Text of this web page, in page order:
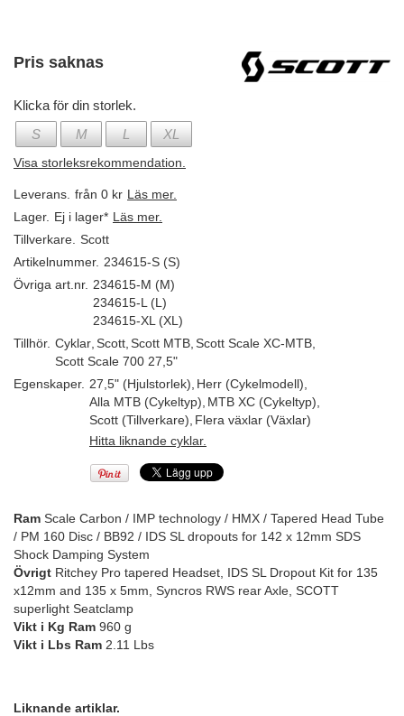
Pris saknas
Klicka för din storlek.
S
M L XL
Visa storleksrekommendation.
Leverans. från 0 kr Läs mer.
Lager. Ej i lager* Läs mer.
Tillverkare. Scott
Artikelnummer. 234615-S (S)
Övriga art.nr. 234615-M (M)
234615-L (L)
234615-XL (XL)
Tillhör. Cyklar Scott Scott MTB Scott Scale XC-MTB
Scott Scale 700 27,5"
Egenskaper. 27,5" (Hjulstorlek) Herr (Cykelmodell)
Alla MTB (Cykeltyp) MTB XC (Cykeltyp)
Scott (Tillverkare) Flera växlar (Växlar)
Hitta liknande cyklar.
Ram Scale Carbon / IMP technology / HMX / Tapered Head Tube
/ PM 160 Disc / BB92 / IDS SL dropouts for 142 x 12mm SDS
Shock Damping System
Övrigt Ritchey Pro tapered Headset, IDS SL Dropout Kit for 135
x12mm and 135 x 5mm, Syncros RWS rear Axle, SCOTT
superlight Seatclamp
Vikt i Kg Ram 960 g
Vikt i Lbs Ram 2.11 Lbs
Liknande artiklar.